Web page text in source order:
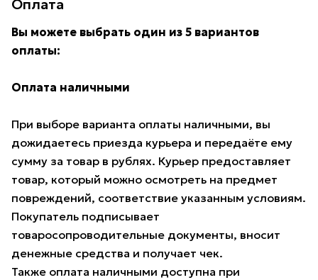
Оплата
Вы можете выбрать один из 5 вариантов
оплаты:
Оплата наличными
При выборе варианта оплаты наличными, вы
дожидаетесь приезда курьера и передаёте ему
сумму за товар в рублях. Курьер предоставляет
товар, который можно осмотреть на предмет
повреждений, соответствие указанным условиям.
Покупатель подписывает
товаросопроводительные документы, вносит
денежные средства и получает чек.
Также оплата наличными доступна при